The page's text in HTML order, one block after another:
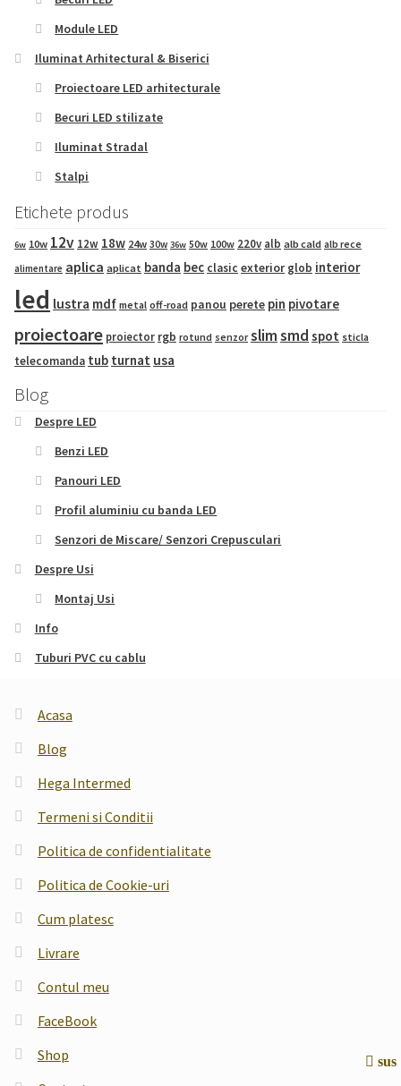
Module LED
Iluminat Arhitectural & Biserici
Proiectoare LED arhitecturale
Becuri LED stilizate
Iluminat Stradal
Stalpi
Etichete produs
6w 10w 12v 12w 18w 24w 30w 36w 50w 100w 220v alb alb cald alb rece
alimentare aplica aplicat banda bec clasic exterior glob interior
led lustra mdf metal off-road panou perete pin pivotare
proiectoare proiector rgb rotund senzor slimsmd spot sticla
telecomanda tub turnat usa
Blog
Despre LED
Benzi LED
Panouri LED
Profil aluminiu cu banda LED
Senzori de Miscare/ Senzori Crepusculari
Despre Usi
Montaj Usi
Info
Tuburi PVC cu cablu
Acasa
Blog
Hega Intermed
Termeni si Conditii
Politica de confidentialitate
Politica de Cookie-uri
Cum platesc
Livrare
Contul meu
FaceBook
Shop
sus